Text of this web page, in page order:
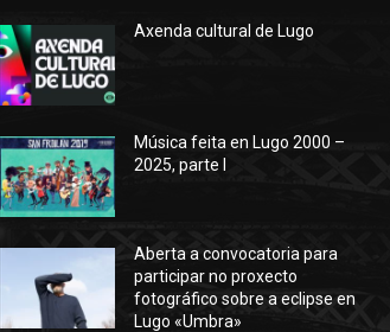
Axenda cultural de Lugo
Música feita en Lugo 2000 –
2025, parte I
Aberta a convocatoria para
participar no proxecto
fotográfico sobre a eclipse en
Lugo «Umbra»